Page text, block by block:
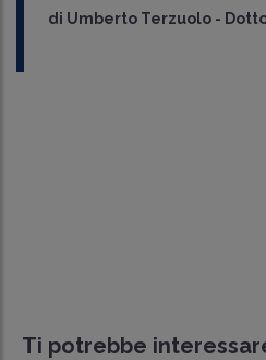
di Umberto Terzuolo -
Ti potrebbe